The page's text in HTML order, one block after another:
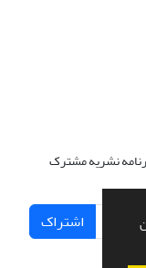
نشریه مشترک
اشتراک